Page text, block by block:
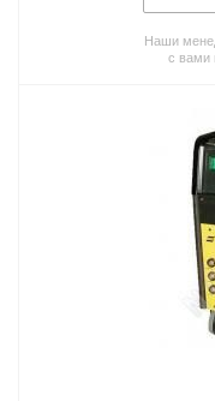
Наши
с вами